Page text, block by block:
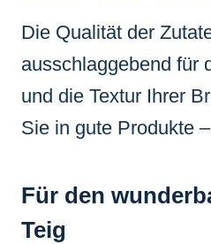
Die Qualität der
ausschlaggebend für
und die Textur Ihrer
Sie in gute Produkte
Für den
Teig